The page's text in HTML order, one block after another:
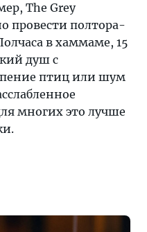
The Grey
провести полтора-
в хаммаме, 15
душ с
птиц или шум
многих это лучше